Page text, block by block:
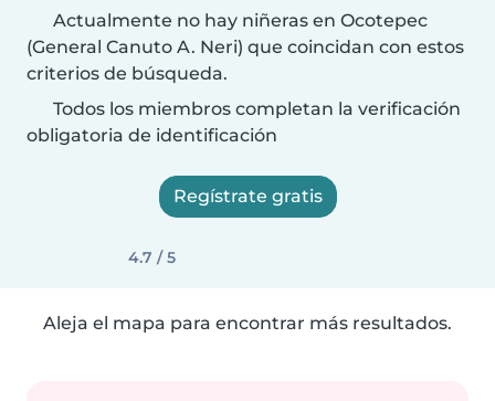
Actualmente no hay niñeras en Ocotepec
(General Canuto A. Neri) que coincidan con estos
criterios de búsqueda.
Todos los miembros completan la verificación
obligatoria de identificación
Regístrate gratis
4.7 / 5
Aleja el mapa para encontrar más resultados.